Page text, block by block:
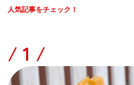
人気記事をチェック！
/